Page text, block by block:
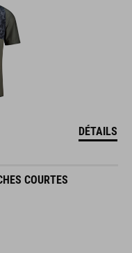
DÉTAILS
COURTES